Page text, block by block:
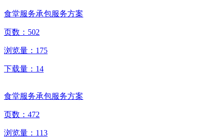
食堂服务承包服务方案
页数： 502
浏览量： 175
下载量： 14
食堂服务承包服务方案
页数： 472
浏览量： 113